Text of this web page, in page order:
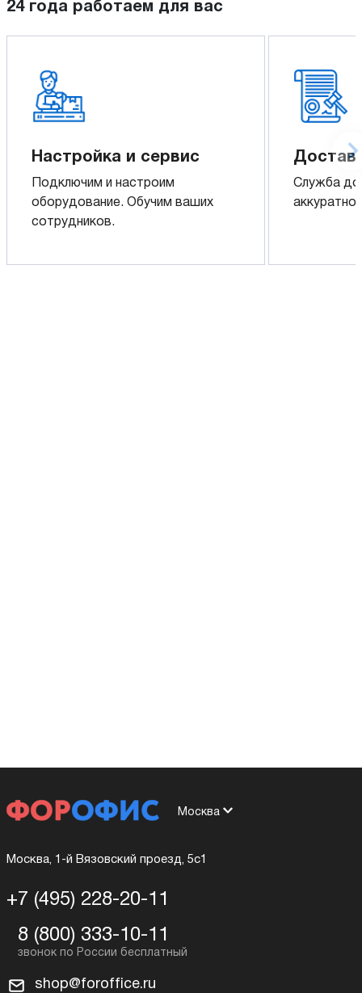
24 года работаем для вас
Настройка и сервис
Подключим и настроим
оборудование. Обучим ваших
сотрудников.
Служба
аккуратно
Москва
Москва, 1-й Вязовский проезд, 5с1
+7 (495) 228-20-11
8 (800) 333-10-11
shop@foroffice.ru